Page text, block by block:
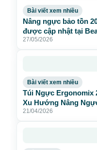
Bài viết xem nhiều
Nâng ngực bảo tồn
được cập nhật tại
27/05/2026
Bài viết xem nhiều
Túi Ngực Ergonomix
Xu Hướng Nâng
21/04/2026